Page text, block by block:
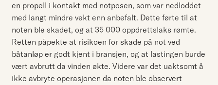
en propell i kontakt med notposen, som var nedloddet
med langt mindre vekt enn anbefalt. Dette førte til at
noten ble skadet, og at 35 000 oppdrettslaks rømte.
Retten påpekte at risikoen for skade på not ved
båtanløp er godt kjent i bransjen, og at lastingen burde
vært avbrutt da vinden økte. Videre var det uaktsomt å
ikke avbryte operasjonen da noten ble observert